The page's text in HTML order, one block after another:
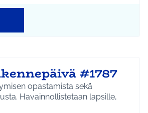
#1787
opastamista sekä
Havainnollistetaan lapsille,